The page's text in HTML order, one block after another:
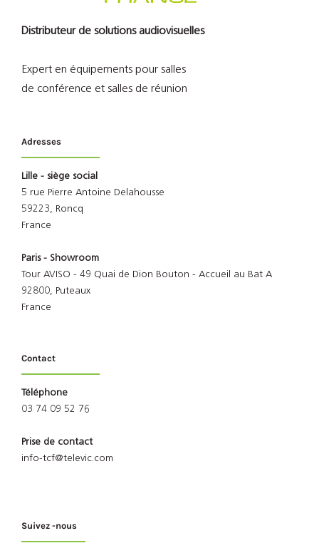
Distributeur de solutions audiovisuelles
Expert en équipements pour salles
de conférence et salles de réunion
Adresses
Lille - siège social
5 rue Pierre Antoine Delahousse
59223, Roncq
France
Paris - Showroom
Tour AVISO - 49 Quai de Dion Bouton - Accueil au Bat A
92800, Puteaux
France
Contact
Téléphone
03 74 09 52 76
Prise de contact
info-tcf@televic.com
Suivez -nous